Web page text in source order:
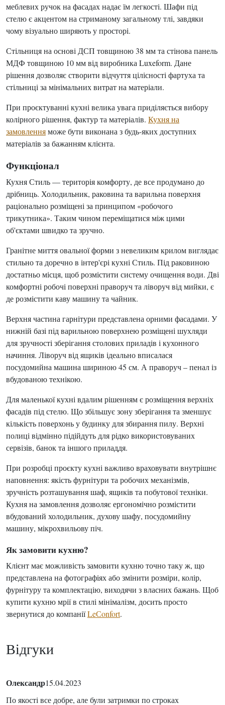
меблевих ручок на фасадах надає їм легкості. Шафи під
стелю є акцентом на стриманому загальному тлі, завдяки
чому візуально ширяють у просторі.
Стільниця на основі ДСП товщиною 38 мм та стінова панель
МДФ товщиною 10 мм від виробника Luxeform. Дане
рішення дозволяє створити відчуття цілісності фартуха та
стільниці за мінімальних витрат на матеріали.
При проєктуванні кухні велика увага приділяється вибору
колірного рішення, фактур та матеріалів. Кухня на
замовленняможе бути виконана з будь-яких доступних
матеріалів за бажанням клієнта.
Функціонал
Кухня Стиль — територія комфорту, де все продумано до
дрібниць. Холодильник, раковина та варильна поверхня
раціонально розміщені за принципом «робочого
трикутника». Таким чином переміщатися між цими
об'єктами швидко та зручно.
Гранітне миття овальної форми з невеликим крилом виглядає
стильно та доречно в інтер'єрі кухні Стиль. Під раковиною
достатньо місця, щоб розмістити систему очищення води. Дві
комфортні робочі поверхні праворуч та ліворуч від мийки, є
де розмістити каву машину та чайник.
Верхня частина гарнітури представлена орними фасадами. У
нижній базі під варильною поверхнею розміщені шухляди
для зручності зберігання столових приладів і кухонного
начиння. Ліворуч від ящиків ідеально вписалася
посудомийна машина шириною 45 см. А праворуч – пенал із
вбудованою технікою.
Для маленької кухні вдалим рішенням є розміщення верхніх
фасадів під стелю. Що збільшує зону зберігання та зменшує
кількість поверхонь у будинку для збирання пилу. Верхні
полиці відмінно підійдуть для рідко використовуваних
сервізів, банок та іншого приладдя.
При розробці проєкту кухні важливо враховувати внутрішнє
наповнення: якість фурнітури та робочих механізмів,
зручність розташування шаф, ящиків та побутової техніки.
Кухня на замовлення дозволяє ергономічно розмістити
вбудований холодильник, духову шафу, посудомийну
машину, мікрохвильову піч.
Як замовити кухню?
Клієнт має можливість замовити кухню точно таку ж, що
представлена ​​на фотографіях або змінити розміри, колір,
фурнітуру та комплектацію, виходячи з власних бажань. Щоб
купити кухню мрії в стилі мінімалізм, досить просто
звернутися до компаніїLeСonfort.
Відгуки
Олександр15.04.2023
По якості все добре, але були затримки по строках